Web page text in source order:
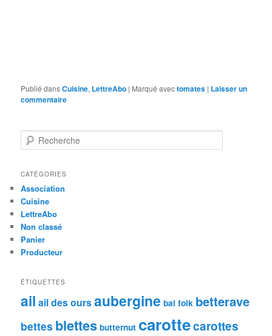
Publié dansCuisine, LettreAbo | Marqué avectomates | Laisser un
commentaire
e
h
r
c
h
e
CATÉGORIES
Association
Cuisine
LettreAbo
Non classé
Panier
Producteur
ÉTIQUETTES
ail ail des oursaubergine bal folk betterave
bettes blettes butternut carottecarottes